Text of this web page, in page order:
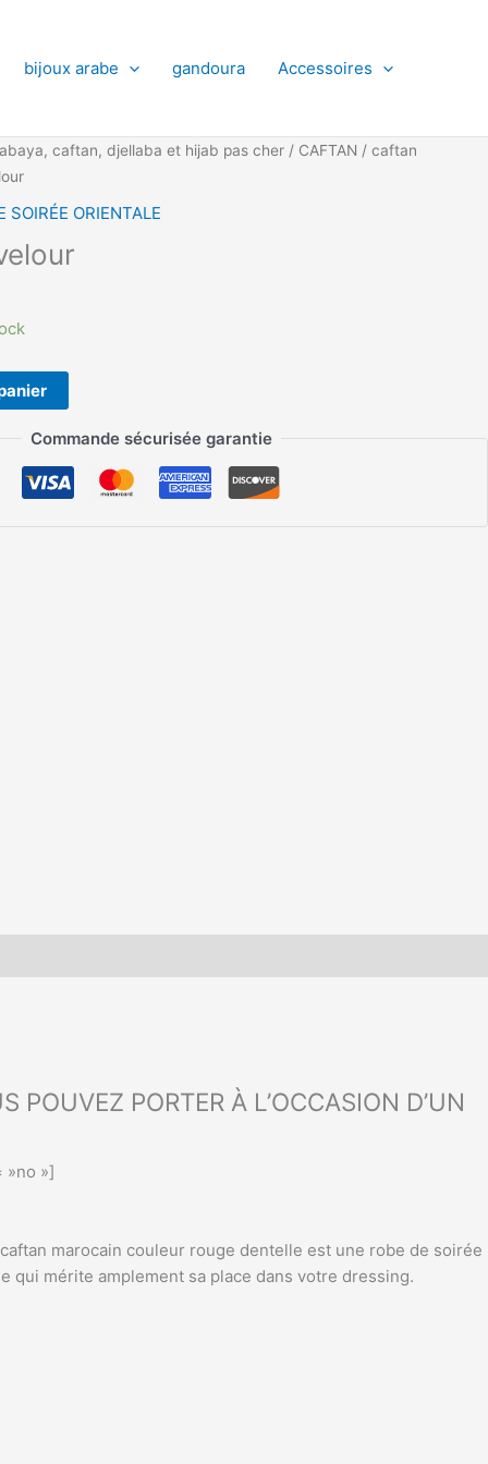
bijoux arabe gandoura Accessoires
caftan, djellaba et hijab pas cher/ CAFTAN / caftan
SOIRÉE ORIENTALE
Commande sécurisée garantie
PORTER À L’OCCASION D’UN
»no »]
marocain couleur rouge dentelle est une robe de soirée
qui mérite amplement sa place dans votre dressing.